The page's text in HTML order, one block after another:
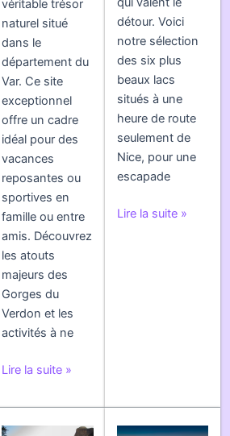
véritable trésor
naturel situé
dans le
département du
Var. Ce site
exceptionnel
offre un cadre
idéal pour des
vacances
reposantes ou
sportives en
famille ou entre
amis. Découvrez
les atouts
majeurs des
Gorges du
Verdon et les
activités à ne
Les
du
Verdon
Lire la suite »
détour. Voici
notre sélection
des six plus
beaux lacs
situés à une
heure de route
seulement de
Nice, pour une
escapade
Les
Lire la suite »